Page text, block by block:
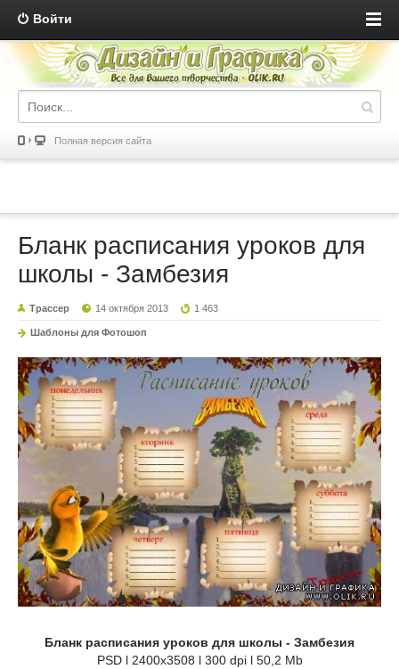
Войти
Полная версия сайта
Бланк расписания уроков для
школы - Замбезия
Трассер 14 октября 2013 1 463
Шаблоны для Фотошоп
Бланк расписания уроков для школы - Замбезия
PSD l 2400x3508 l 300 dpi l 50,2 Mb